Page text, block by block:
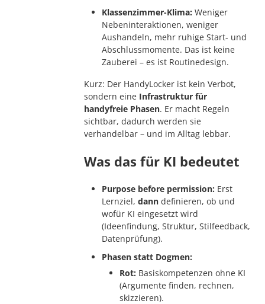
Klassenzimmer-Klima: Weniger
Nebeninteraktionen, weniger
Aushandeln, mehr ruhige Start- und
Abschlussmomente. Das ist keine
Zauberei – es ist Routinedesign.
Kurz: Der HandyLocker ist kein Verbot,
sondern eine Infrastruktur für
handyfreie Phasen. Er macht Regeln
sichtbar, dadurch werden sie
verhandelbar – und im Alltag lebbar.
Was das für KI bedeutet
Purpose before permission: Erst
Lernziel,dann definieren, ob und
wofür KI eingesetzt wird
(Ideenfindung, Struktur, Stilfeedback,
Datenprüfung).
Phasen statt Dogmen:
Rot: Basiskompetenzen ohne KI
(Argumente finden, rechnen,
skizzieren).